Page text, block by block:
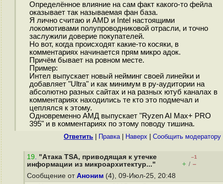
Определённое влияние на сам факт какого-то фейла
оказывает так называемая фан база.
Я лично считаю и AMD и Intel настоящими
локомотивами полупроводниковой отрасли, и точно
заслужили доверие покупателей.
Но вот, когда происходят какие-то косяки, в
комментариях начинается прям микро адок.
Причём бывает на ровном месте.
Пример:
Интел выпускает новый нейминг своей линейки и
добавляет "Ultra" и как минимум в ру-аудитории на
абсолютно разных сайтах и на разных ютуб каналах в
комментариях находились те кто это подмечал и
цеплялся к этому.
Одновременно АМД выпускает "Ryzen AI Max+ PRO
395" и в комментариях по этому поводу тишина.
Ответить Правка| Наверх Cообщить модератору
19. "Атака TSA, приводящая к утечке
информации из микроархитектур..."
–1
+ / –
Сообщение от Аноним (4), 09-Июл-25, 20:48